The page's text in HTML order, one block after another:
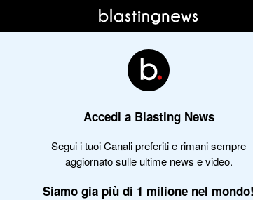
Accedi a Blasting News
Segui i tuoi Canali preferiti e rimani sempre
aggiornato sulle ultime news e video.
Siamo gia più di 1 milione nel mondo!